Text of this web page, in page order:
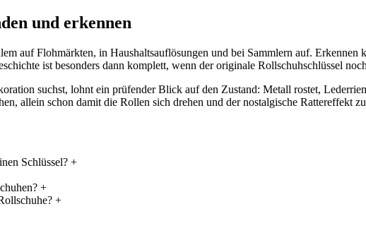
und erkennen
auf Flohmärkten, in Haushaltsauflösungen und bei Sammlern auf.
ist besonders dann komplett, wenn der originale Rollschuhschlüssel
suchst, lohnt ein prüfender Blick auf den Zustand: Metall rostet,
allein schon damit die Rollen sich drehen und der nostalgische Rattereffekt
Schlüssel? +
+
+